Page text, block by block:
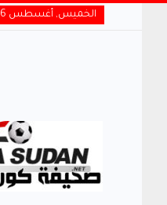
الخميس, أغسطس 6, 2026